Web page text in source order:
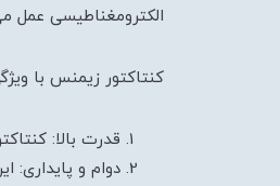
الکترومغناطیسی عمل
کنتاکتور زیمنس با
قدرت بالا:
دوام و پایداری: